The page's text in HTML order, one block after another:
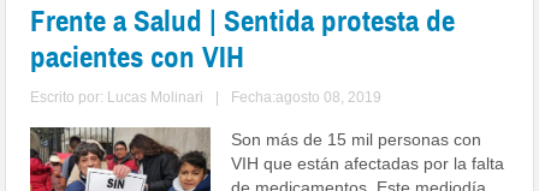
Frente a Salud | Sentida protesta de
pacientes con VIH
Escrito por: Lucas Molinari Fecha:agosto 08, 2019
Son más de 15 mil personas con
VIH que están afectadas por la falta